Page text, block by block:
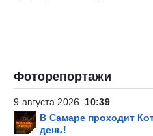
Фоторепортажи
9 августа 2026 10:39
В Самаре проходит
день!